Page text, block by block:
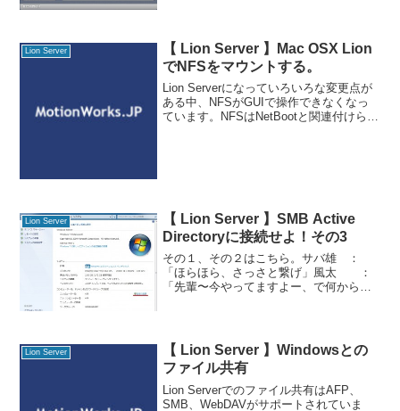
Lion Server
【 Lion Server 】Mac OSX Lion
でNFSをマウントする。
Lion Serverになっていろいろな変更点が
ある中、NFSがGUIで操作できなくなっ
ています。NFSはNetBootと関連付けら
Lion Server
【 Lion Server 】SMB Active
Directoryに接続せよ！その3
その１、その２はこちら。サバ雄 ：
「ほらほら、さっさと繋げ」風太 ：
「先輩〜今やってますよー、で何からや
がきちんと稼働していて
Lion Server
【 Lion Server 】Windowsとの
ファイル共有
Lion Serverでのファイル共有はAFP、
SMB、WebDAVがサポートされていま